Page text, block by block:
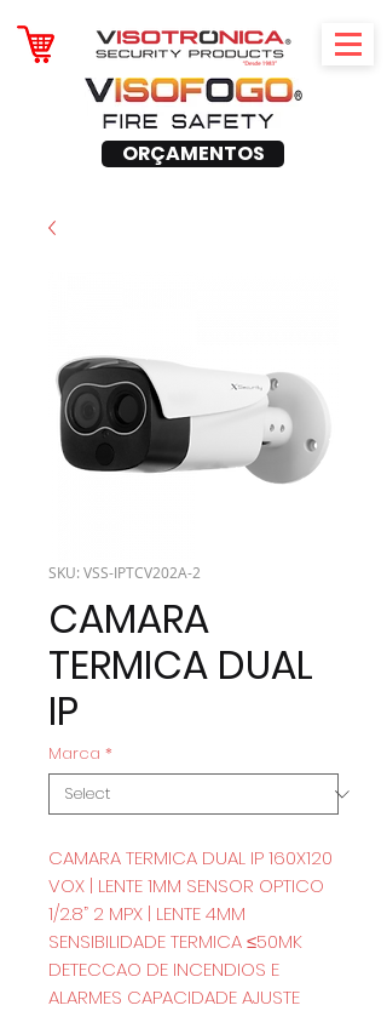
ORÇAMENTOS
SKU: VSS-IPTCV202A-2
CAMARA
TERMICA DUAL
IP
Marca *
CAMARA TERMICA DUAL IP 160X120
VOX | LENTE 1MM SENSOR OPTICO
1/2.8” 2 MPX | LENTE 4MM
SENSIBILIDADE TERMICA ≤50MK
DETECCAO DE INCENDIOS E
ALARMES CAPACIDADE AJUSTE